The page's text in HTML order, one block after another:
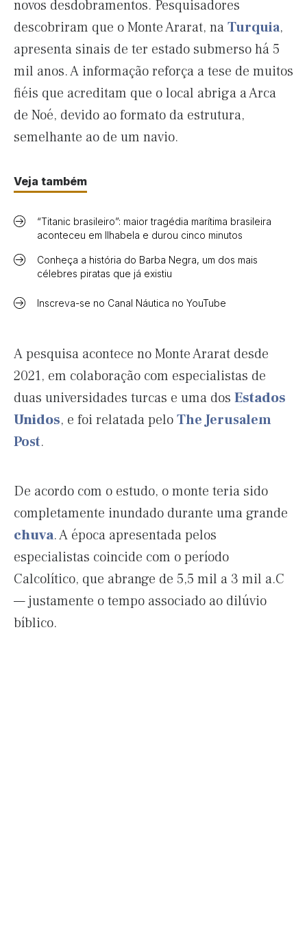
novos desdobramentos. Pesquisadores
descobriram que o Monte Ararat, naTurquia,
apresenta sinais de ter estado submerso há 5
mil anos. A informação reforça a tese de muitos
fiéis que acreditam que o local abriga a Arca
de Noé, devido ao formato da estrutura,
semelhante ao de um navio.
Veja também
“Titanic brasileiro”: maior tragédia marítima brasileira
aconteceu em Ilhabela e durou cinco minutos
Conheça a história do Barba Negra, um dos mais
célebres piratas que já existiu
Inscreva-se no Canal Náutica no YouTube
A pesquisa acontece no Monte Ararat desde
2021, em colaboração com especialistas de
duas universidades turcas e uma dos Estados
Unidos, e foi relatada peloThe Jerusalem
Post.
De acordo com o estudo, o monte teria sido
completamente inundado durante uma grande
chuva. A época apresentada pelos
especialistas coincide com o período
Calcolítico, que abrange de 5,5 mil a 3 mil a.C
— justamente o tempo associado ao dilúvio
bíblico.